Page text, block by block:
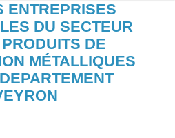
ENTREPRISES
DU SECTEUR
DE
MÉTALLIQUES